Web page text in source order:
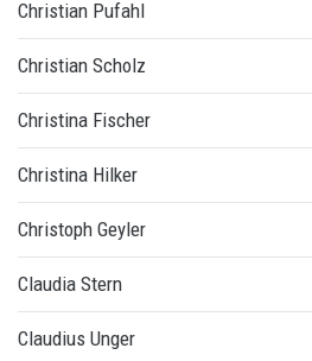
Christian Pufahl
Christian Scholz
Christina Fischer
Christina Hilker
Christoph Geyler
Claudia Stern
Claudius Unger